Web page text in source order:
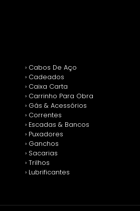
› Cabos De Aço
› Cadeados
› Caixa Carta
› Carrinho Para Obra
› Gás & Acessórios
› Correntes
› Escadas & Bancos
› Puxadores
› Ganchos
› Sacarias
› Trilhos
› Lubrificantes